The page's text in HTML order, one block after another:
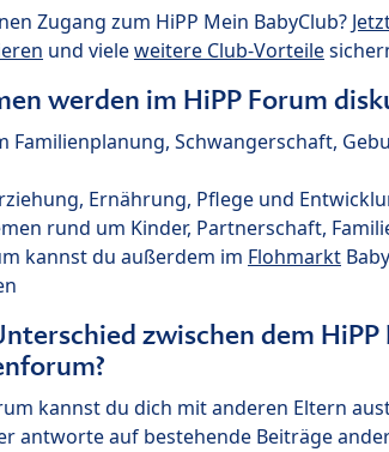
Zugang zum HiPP Mein BabyClub?
und vieleweitere Club-Vorteile
werden im HiPP Forum
Familienplanung, Schwangerschaft,
Ernährung, Pflege und
rund um Kinder, Partnerschaft,
kannst du außerdem im Flohmarkt
zwischen dem
kannst du dich mit anderen Eltern
antworte auf bestehende Beiträge